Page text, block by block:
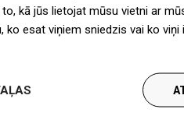
kā jūs lietojat mūsu vietni ar
ko esat viņiem sniedzis vai ko